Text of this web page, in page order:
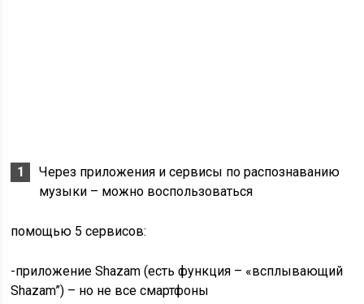
Через приложения и сервисы по распознаванию
музыки – можно воспользоваться
помощью 5 сервисов:
-приложение Shazam (есть функция – «всплывающий
Shazam”) – но не все смартфоны